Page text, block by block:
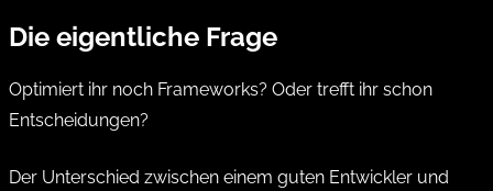
Die eigentliche Frage
Optimiert ihr noch Frameworks? Oder trefft ihr schon
Entscheidungen?
Der Unterschied zwischen einem guten Entwickler und